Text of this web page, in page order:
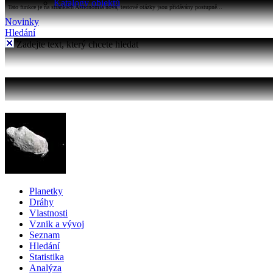
Katalogy objektů
Tato funkce je na stránkách Astronomia nová, testové otázky jsou přidávány postupně...
Novinky
Hledání
Zadejte text, který chcete hledat
Planetky
Dráhy
Vlastnosti
Vznik a vývoj
Seznam
Hledání
Statistika
Analýza